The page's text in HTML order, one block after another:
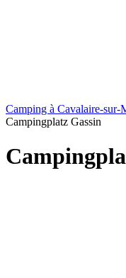
Camping à Cavalaire-sur-
Campingplatz Gassin